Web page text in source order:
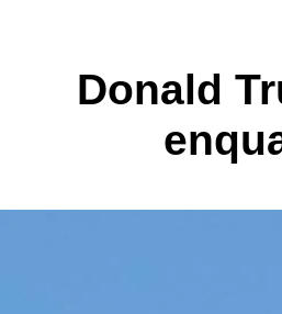
Donald